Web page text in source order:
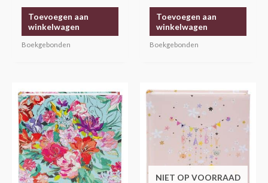
Toevoegen aan
winkelwagen
Boekgebonden
Toevoegen aan
winkelwagen
Boekgebonden
NIET OP VOORRAAD